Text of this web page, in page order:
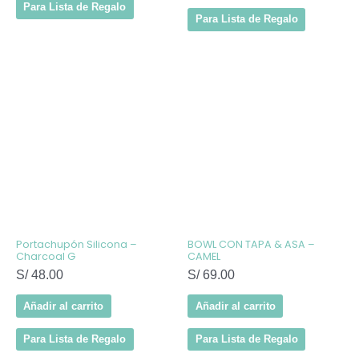
Para Lista de Regalo
Para Lista de Regalo
Portachupón Silicona –
Charcoal G
S/48.00
Añadir al carrito
Para Lista de Regalo
BOWL CON TAPA & ASA –
CAMEL
S/69.00
Añadir al carrito
Para Lista de Regalo